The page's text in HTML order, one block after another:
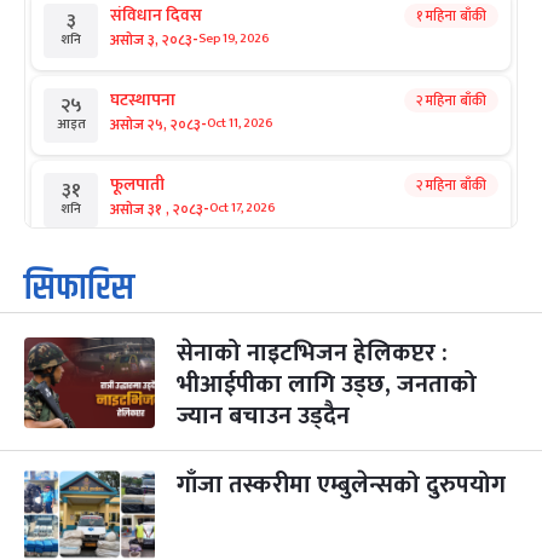
३
शनि
संविधान दिवस
असोज ३, २०८३-Sep 19, 2026
१ महिना बाँकी
२५
आइत
घटस्थापना
असोज २५, २०८३-Oct 11, 2026
२ महिना बाँकी
३१
शनि
फूलपाती
असोज ३१ , २०८३-Oct 17, 2026
२ महिना बाँकी
१
आइत
कार्तिक सङ्क्रान्ति
कार्तिक १, २०८३
३
मंगल
महानवमी
कार्तिक ३, २०८३-Oct 20, 2026
२ महिना बाँकी
४
कार्तिक ४, २०८३
५
बिहि
पापा‌ङ्कुशा एकादशी व्रत
कार्तिक ५, २०८३
सिफारिस
सेनाको नाइटभिजन हेलिकप्टर :
भीआईपीका लागि उड्छ, जनताको
ज्यान बचाउन उड्दैन
गाँजा तस्करीमा एम्बुलेन्सको दुरुपयोग